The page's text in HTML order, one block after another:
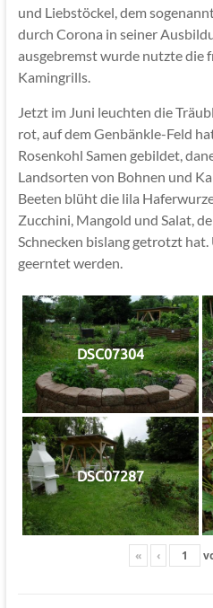
und Liebstöckel, dem
durch Corona in seiner
ausgebremst wurde nutzte die
Kamingrills.
Jetzt im Juni leuchten die
rot, auf dem Genbänkle-Feld
Rosenkohl Samen gebildet,
Landsorten von Bohnen und
Beeten blüht die lila
Zucchini, Mangold und Salat,
Schnecken bislang getrotzt
geerntet werden.
DSC07304
DSC07287
« ‹